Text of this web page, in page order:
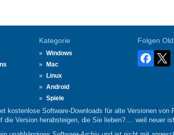
Kategorie
Windows
Mac
Linux
Android
Spiele
Folgen
kostenlose Software-Downloads für alte Versionen von
die Version herabsteigen, die Sie lieben?.... weil neuer